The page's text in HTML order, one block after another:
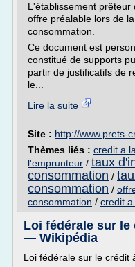
L'établissement
offre préalable lors de
consommation.
Ce document est
constitué de supports
partir de justificatifs de
le...
Lire la suite
Site : http://www.prets-
Thèmes liés : credit a
l'emprunteur / taux
consommation /
consommation /
consommation / credit
Loi fédérale sur
— Wikipédia
Loi fédérale sur le crédit